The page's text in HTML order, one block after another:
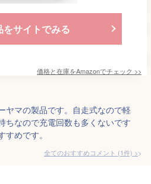
をサイトでみる
価格と在庫をAmazonでチェック >>
ヤマの製品です。自走式なので軽
ちなので充電回数も多くないです
めです。
全てのおすすめコメント (1件) >